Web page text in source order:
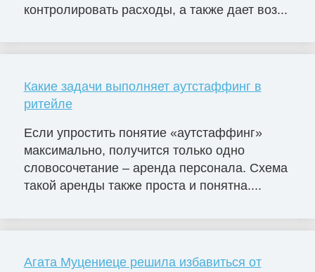
контролировать расходы, а также дает воз...
Какие задачи выполняет аутстаффинг в
ритейле
Если упростить понятие «аутстаффинг»
максимально, получится только одно
словосочетание – аренда персонала. Схема
такой аренды также проста и понятна....
Агата Муцениеце решила избавиться от